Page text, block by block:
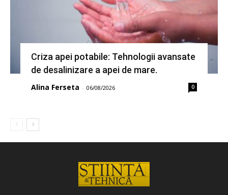
Criza apei potabile: Tehnologii avansate
de desalinizare a apei de mare.
Alina Ferseta - 06/08/2026 0